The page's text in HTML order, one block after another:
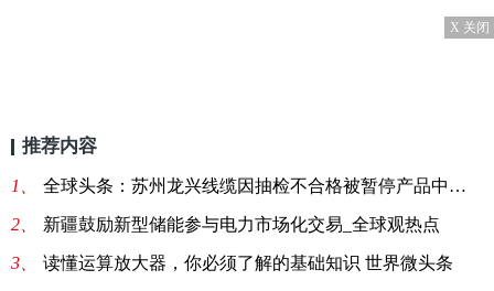
X 关闭
推荐内容
1、 全球头条：苏州龙兴线缆因抽检不合格被暂停产品中标资格6个月
2、 新疆鼓励新型储能参与电力市场化交易_全球观热点
3、 读懂运算放大器，你必须了解的基础知识 世界微头条